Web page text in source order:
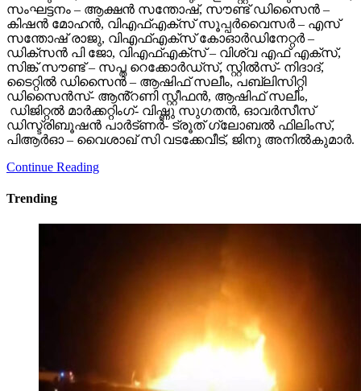
സംഘട്ടനം – ആക്ഷൻ സന്തോഷ്, സൗണ്ട് ഡിസൈൻ –
കിഷൻ മോഹൻ, വിഎഫ്എക്സ് സൂപ്പർവൈസർ – എസ്
സന്തോഷ് രാജു, വിഎഫ്എക്സ് കോഓർഡിനേറ്റർ –
ഡിക്സൻ പി ജോ, വിഎഫ്എക്സ് – വിശ്വ എഫ് എക്സ്,
സിങ്ക് സൗണ്ട് – സപ്ത റെക്കോർഡ്സ്, സ്റ്റിൽസ്- നിദാദ്,
ടൈറ്റിൽ ഡിസൈൻ – ആഷിഫ് സലീം, പബ്ലിസിറ്റി
ഡിസൈൻസ്- ആൻ്റണി സ്റ്റീഫൻ, ആഷിഫ് സലീം,
ഡിജിറ്റൽ മാർക്കറ്റിംഗ്- വിഷ്ണു സുഗതൻ, ഓവർസീസ്
ഡിസ്ട്രിബൂഷൻ പാർട്ണർ- ട്രൂത് ഗ്ലോബൽ ഫിലിംസ്,
പിആർഓ – വൈശാഖ് സി വടക്കേവീട്, ജിനു അനിൽകുമാർ.
Continue Reading
Trending